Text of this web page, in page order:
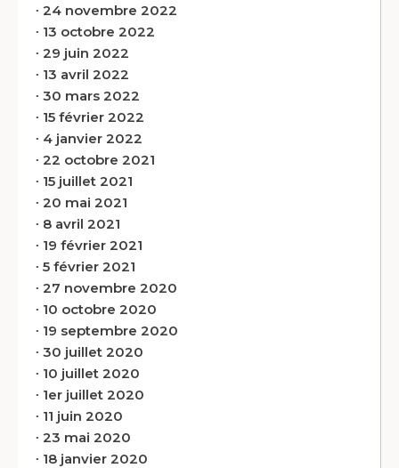
∙ 24 novembre 2022
∙ 13 octobre 2022
∙ 29 juin 2022
∙ 13 avril 2022
∙ 30 mars 2022
∙ 15 février 2022
∙ 4 janvier 2022
∙ 22 octobre 2021
∙ 15 juillet 2021
∙ 20 mai 2021
∙ 8 avril 2021
∙ 19 février 2021
∙ 5 février 2021
∙ 27 novembre 2020
∙ 10 octobre 2020
∙ 19 septembre 2020
∙ 30 juillet 2020
∙ 10 juillet 2020
∙ 1er juillet 2020
∙ 11 juin 2020
∙ 23 mai 2020
∙ 18 janvier 2020